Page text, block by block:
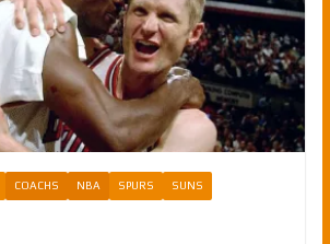
COACHS NBA SPURS SUNS